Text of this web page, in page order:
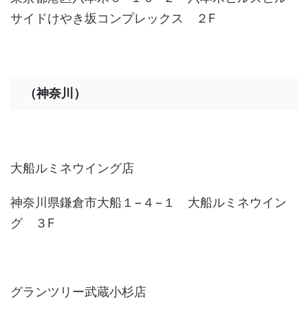
サイドけやき坂コンプレックス ２F
（神奈川）
大船ルミネウイング店
神奈川県鎌倉市大船１−４−１ 大船ルミネウイン
グ ３F
グランツリー武蔵小杉店